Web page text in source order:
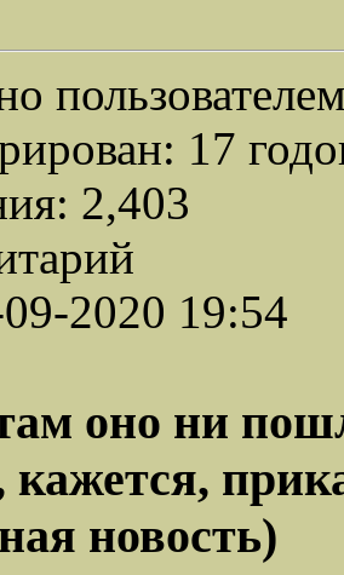
17
2,403
2020 19:54
оно ни
новость)